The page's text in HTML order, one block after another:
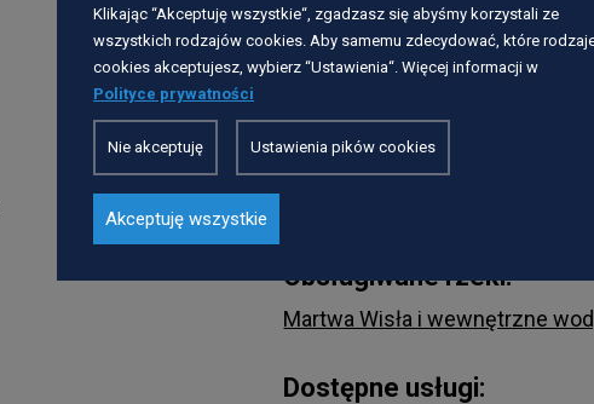
Okres działania:
Obsługiwane rzeki:
Martwa Wisła i wewnętrzne
Dostępne usługi:
Klikając “Akceptuję wszystkie“, zgadzasz się abyśmy korzystali ze
wszystkich rodzajów cookies. Aby samemu zdecydować, które
cookies akceptujesz, wybierz “Ustawienia“. Więcej informacji w
Polityce prywatności
Nie akceptuję Ustawienia pików cookies
Akceptuję wszystkie